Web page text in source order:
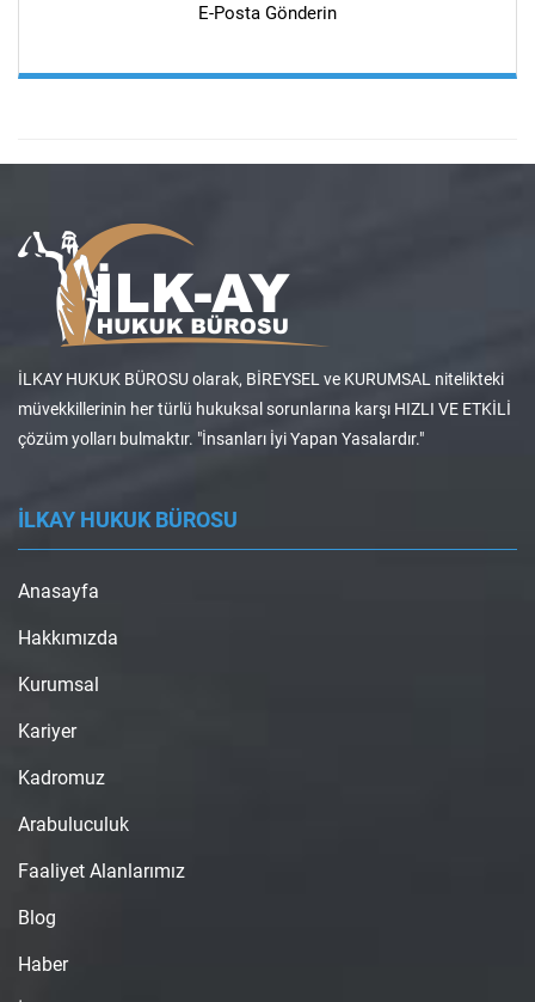
E-Posta Gönderin
İLKAY HUKUK BÜROSU olarak, BİREYSEL ve KURUMSAL nitelikteki
müvekkillerinin her türlü hukuksal sorunlarına karşı HIZLI VE ETKİLİ
çözüm yolları bulmaktır. "İnsanları İyi Yapan Yasalardır."
İLKAY HUKUK BÜROSU
Anasayfa
Hakkımızda
Kurumsal
Kariyer
Kadromuz
Arabuluculuk
Faaliyet Alanlarımız
Blog
Haber